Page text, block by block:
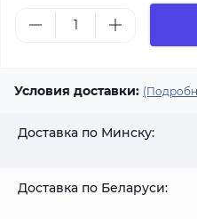
Условия доставки:
Доставка по Минску:
Доставка по Беларуси: